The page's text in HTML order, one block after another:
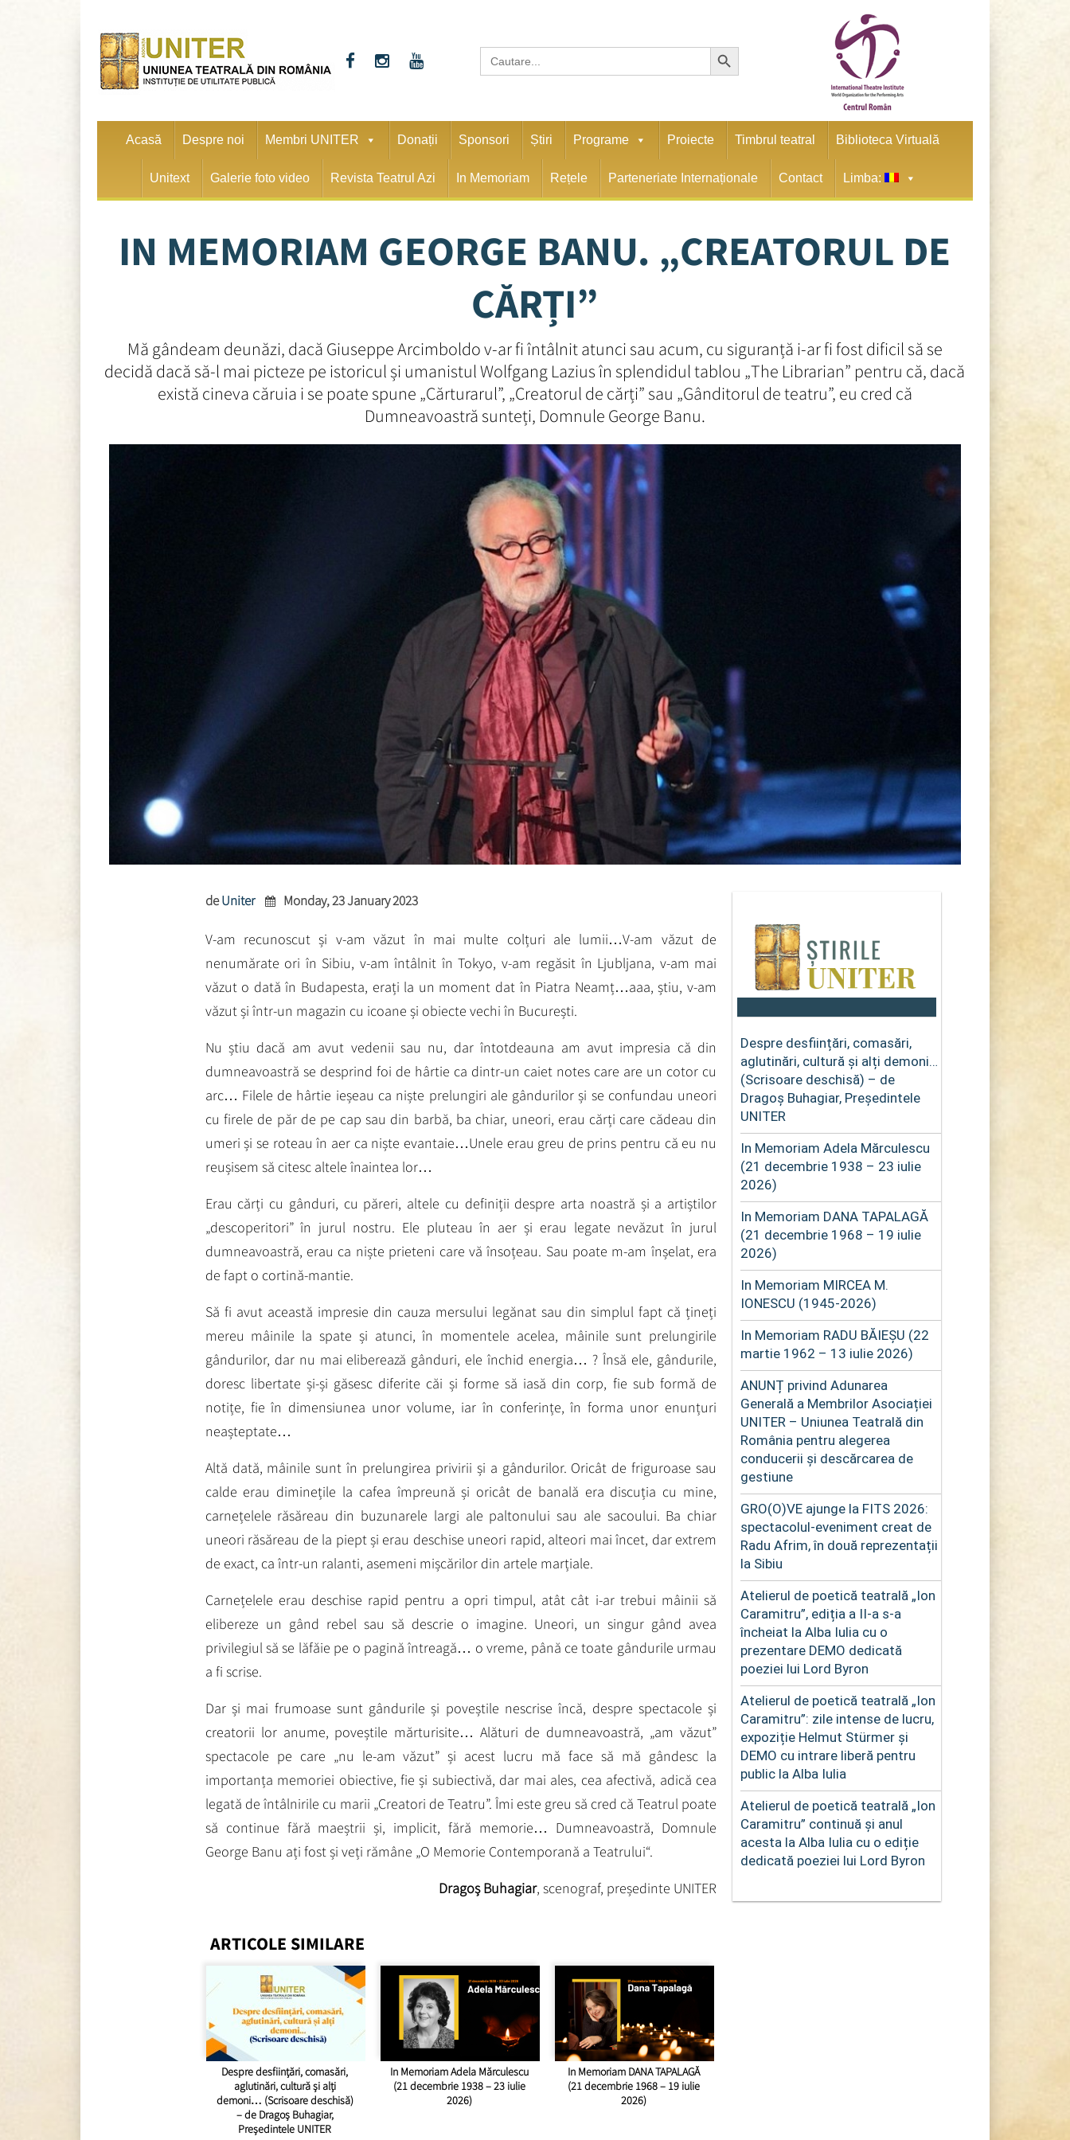
Search
for:
Search Button
Acasă Despre noi Membri UNITER Donații Sponsori Știri Programe Proiecte Timbrul teatral Biblioteca Virtuală
Unitext Galerie foto video Revista Teatrul Azi In Memoriam Rețele Parteneriate Internaționale Contact Limba:
IN MEMORIAM GEORGE BANU. „CREATORUL DE
CĂRȚI”
Mă gândeam deunăzi, dacă Giuseppe Arcimboldo v-ar fi întâlnit atunci sau acum, cu siguranță i-ar fi fost dificil să se
decidă dacă să-l mai picteze pe istoricul și umanistul Wolfgang Lazius în splendidul tablou „The Librarian” pentru că, dacă
există cineva căruia i se poate spune „Cărturarul”, „Creatorul de cărți” sau „Gânditorul de teatru”, eu cred că
Dumneavoastră sunteți, Domnule George Banu.
Despre desființări, comasări,
aglutinări, cultură și alți demoni…
(Scrisoare deschisă) – de
Dragoș Buhagiar, Președintele
UNITER
In Memoriam Adela Mărculescu
(21 decembrie 1938 – 23 iulie
2026)
In Memoriam DANA TAPALAGĂ
(21 decembrie 1968 – 19 iulie
2026)
In Memoriam MIRCEA M.
IONESCU (1945-2026)
In Memoriam RADU BĂIEȘU (22
martie 1962 – 13 iulie 2026)
ANUNȚ privind Adunarea
Generală a Membrilor Asociației
UNITER – Uniunea Teatrală din
România pentru alegerea
conducerii și descărcarea de
gestiune
GRO(O)VE ajunge la FITS 2026:
spectacolul-eveniment creat de
Radu Afrim, în două reprezentații
la Sibiu
Atelierul de poetică teatrală „Ion
Caramitru”, ediția a II-a s-a
încheiat la Alba Iulia cu o
prezentare DEMO dedicată
poeziei lui Lord Byron
Atelierul de poetică teatrală „Ion
Caramitru”: zile intense de lucru,
expoziție Helmut Stürmer și
DEMO cu intrare liberă pentru
public la Alba Iulia
Atelierul de poetică teatrală „Ion
Caramitru” continuă și anul
acesta la Alba Iulia cu o ediție
dedicată poeziei lui Lord Byron
deUniter Monday, 23 January 2023
V-am recunoscut și v-am văzut în mai multe colțuri ale lumii…V-am văzut de
nenumărate ori în Sibiu, v-am întâlnit în Tokyo, v-am regăsit în Ljubljana, v-am mai
văzut o dată în Budapesta, erați la un moment dat în Piatra Neamț…aaa, știu, v-am
văzut și într-un magazin cu icoane și obiecte vechi în București.
Nu știu dacă am avut vedenii sau nu, dar întotdeauna am avut impresia că din
dumneavoastră se desprind foi de hârtie ca dintr-un caiet notes care are un cotor cu
arc… Filele de hârtie ieșeau ca niște prelungiri ale gândurilor și se confundau uneori
cu firele de păr de pe cap sau din barbă, ba chiar, uneori, erau cărți care cădeau din
umeri și se roteau în aer ca niște evantaie…Unele erau greu de prins pentru că eu nu
reușisem să citesc altele înaintea lor…
Erau cărți cu gânduri, cu păreri, altele cu definiții despre arta noastră și a artiștilor
„descoperitori” în jurul nostru. Ele pluteau în aer și erau legate nevăzut în jurul
dumneavoastră, erau ca niște prieteni care vă însoțeau. Sau poate m-am înșelat, era
de fapt o cortină-mantie.
Să fi avut această impresie din cauza mersului legănat sau din simplul fapt că țineți
mereu mâinile la spate și atunci, în momentele acelea, mâinile sunt prelungirile
gândurilor, dar nu mai eliberează gânduri, ele închid energia… ? Însă ele, gândurile,
doresc libertate și-și găsesc diferite căi și forme să iasă din corp, fie sub formă de
notițe, fie în dimensiunea unor volume, iar în conferințe, în forma unor enunțuri
neașteptate…
Altă dată, mâinile sunt în prelungirea privirii și a gândurilor. Oricât de friguroase sau
calde erau diminețile la cafea împreună și oricât de banală era discuția cu mine,
carnețelele răsăreau din buzunarele largi ale paltonului sau ale sacoului. Ba chiar
uneori răsăreau de la piept și erau deschise uneori rapid, alteori mai încet, dar extrem
de exact, ca într-un ralanti, asemeni mișcărilor din artele marțiale.
Carnețelele erau deschise rapid pentru a opri timpul, atât cât i-ar trebui mâinii să
elibereze un gând rebel sau să descrie o imagine. Uneori, un singur gând avea
privilegiul să se lăfăie pe o pagină întreagă… o vreme, până ce toate gândurile urmau
a fi scrise.
Dar și mai frumoase sunt gândurile și poveștile nescrise încă, despre spectacole și
creatorii lor anume, poveștile mărturisite… Alături de dumneavoastră, „am văzut”
spectacole pe care „nu le-am văzut” și acest lucru mă face să mă gândesc la
importanța memoriei obiective, fie și subiectivă, dar mai ales, cea afectivă, adică cea
legată de întâlnirile cu marii „Creatori de Teatru”. Îmi este greu să cred că Teatrul poate
să continue fără maeștrii și, implicit, fără memorie… Dumneavoastră, Domnule
George Banu ați fost și veți rămâne „O Memorie Contemporană a Teatrului“.
Dragoș Buhagiar, scenograf, președinte UNITER
ARTICOLE SIMILARE
Despre desființări, comasări,
aglutinări, cultură și alți
demoni… (Scrisoare deschisă)
– de Dragoș Buhagiar,
Președintele UNITER
In Memoriam Adela Mărculescu
(21 decembrie 1938 – 23 iulie
2026)
In Memoriam DANA TAPALAGĂ
(21 decembrie 1968 – 19 iulie
2026)